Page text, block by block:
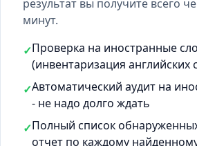
результат вы получите всего
минут.
✓Проверка на иностранные
(инвентаризация английских
✓Автоматический аудит на
- не надо долго ждать
✓Полный список
отчет по каждому